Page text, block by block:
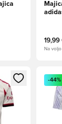
19,99
Na
ali vpis kot
-44%